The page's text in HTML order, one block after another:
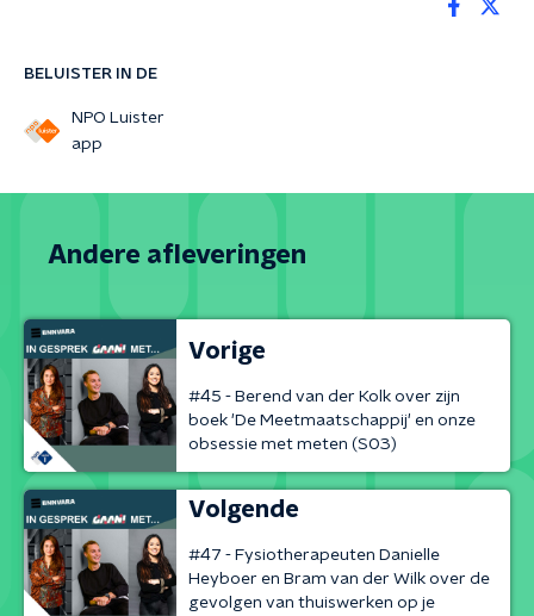
BELUISTER IN DE
NPO Luister
app
Andere afleveringen
Vorige
#45 - Berend van der Kolk over zijn
boek 'De Meetmaatschappij' en onze
obsessie met meten (S03)
Volgende
#47 - Fysiotherapeuten Danielle
Heyboer en Bram van der Wilk over de
gevolgen van thuiswerken op je